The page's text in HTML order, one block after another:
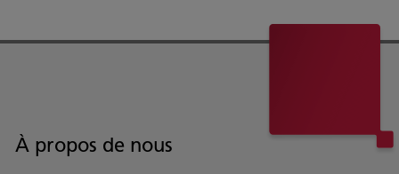
À propos de nous